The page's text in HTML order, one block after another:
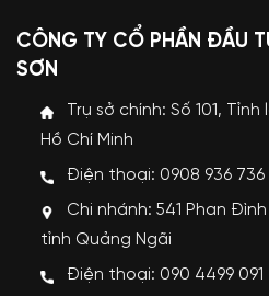
CÔNG TY CỔ PHẦN ĐẦU
SƠN
Trụ sở chính: Số 101,
Hồ Chí Minh
Điện thoại: 0908 936 736
Chi nhánh: 541 Phan
tỉnh Quảng Ngãi
Điện thoại: 090 4499 091